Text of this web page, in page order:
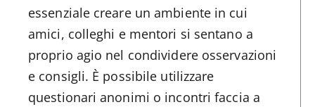
essenziale creare un ambiente in cui
amici, colleghi e mentori si sentano a
proprio agio nel condividere osservazioni
e consigli. È possibile utilizzare
questionari anonimi o incontri faccia a